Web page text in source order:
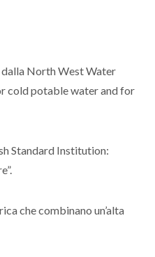
dalla North West Water
cold potable water and for
Standard Institution:
che combinano un’alta